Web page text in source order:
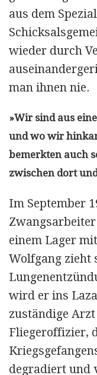
aus dem
wieder durch
man ihnen nie.
»Wir sind aus
und wo wir
bemerkten auch
zwischen dort
Im September
einem Lager
Wolfgang zieht
wird er ins
zuständige
Fliegeroffizier,
degradiert und